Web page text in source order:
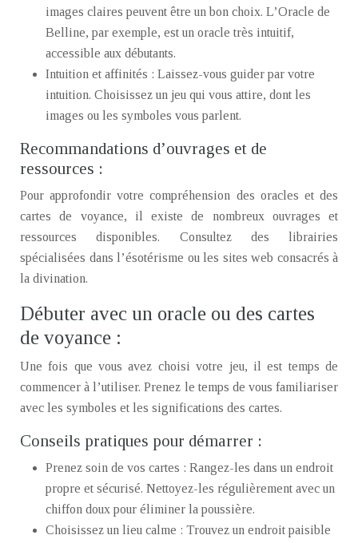
images claires peuvent être un bon choix. L’Oracle de
Belline, par exemple, est un oracle très intuitif,
accessible aux débutants.
Intuition et affinités : Laissez-vous guider par votre
intuition. Choisissez un jeu qui vous attire, dont les
images ou les symboles vous parlent.
Recommandations d’ouvrages et de
ressources :
Pour approfondir votre compréhension des oracles et des
cartes de voyance, il existe de nombreux ouvrages et
ressources disponibles. Consultez des librairies
spécialisées dans l’ésotérisme ou les sites web consacrés à
la divination.
Débuter avec un oracle ou des cartes
de voyance :
Une fois que vous avez choisi votre jeu, il est temps de
commencer à l’utiliser. Prenez le temps de vous familiariser
avec les symboles et les significations des cartes.
Conseils pratiques pour démarrer :
Prenez soin de vos cartes : Rangez-les dans un endroit
propre et sécurisé. Nettoyez-les régulièrement avec un
chiffon doux pour éliminer la poussière.
Choisissez un lieu calme : Trouvez un endroit paisible